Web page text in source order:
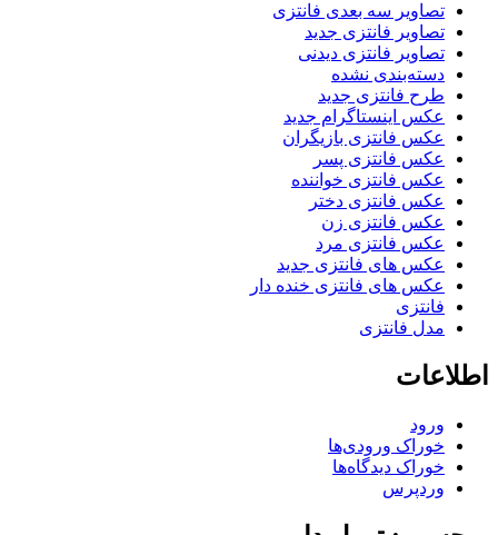
تصاویر سه بعدی فانتزی
تصاویر فانتزی جدید
تصاویر فانتزی دیدنی
دسته‌بندی نشده
طرح فانتزی جدید
عکس اینستاگرام جدید
عکس فانتزی بازیگران
عکس فانتزی پسر
عکس فانتزی خواننده
عکس فانتزی دختر
عکس فانتزی زن
عکس فانتزی مرد
عکس های فانتزی جدید
عکس های فانتزی خنده دار
فانتزی
مدل فانتزی
اطلاعات
ورود
خوراک ورودی‌ها
خوراک دیدگاه‌ها
وردپرس